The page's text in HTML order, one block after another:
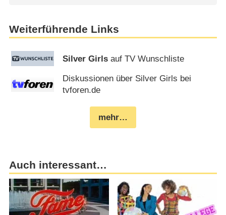
Weiterführende Links
Silver Girls auf TV Wunschliste
Diskussionen über Silver Girls bei
tvforen.de
mehr…
Auch interessant…